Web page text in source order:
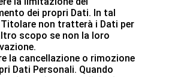
dei propri Dati. In tal
non tratterà i Dati per
scopo se non la loro
la cancellazione o rimozione
Dati Personali. Quando